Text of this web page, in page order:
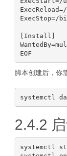
[Install]
脚本创建后，你
2.4.2
systemctl